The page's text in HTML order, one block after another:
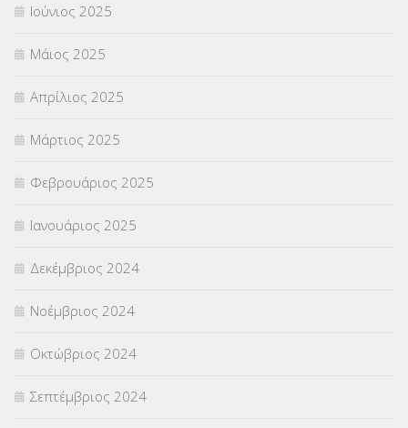
Ιούνιος 2025
Μάιος 2025
Απρίλιος 2025
Μάρτιος 2025
Φεβρουάριος 2025
Ιανουάριος 2025
Δεκέμβριος 2024
Νοέμβριος 2024
Οκτώβριος 2024
Σεπτέμβριος 2024